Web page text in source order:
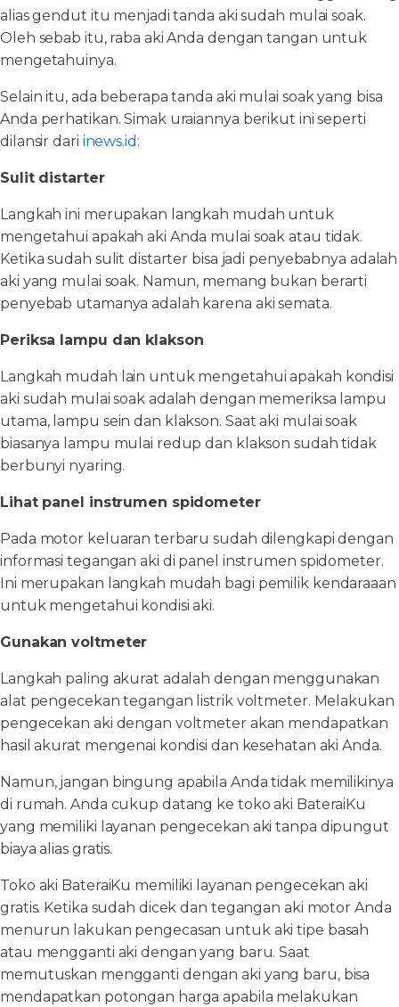
alias gendut itu menjadi tanda aki sudah mulai soak.
Oleh sebab itu, raba aki Anda dengan tangan untuk
mengetahuinya.
Selain itu, ada beberapa tanda aki mulai soak yang bisa
Anda perhatikan. Simak uraiannya berikut ini seperti
dilansir dari inews.id :
Sulit distarter
Langkah ini merupakan langkah mudah untuk
mengetahui apakah aki Anda mulai soak atau tidak.
Ketika sudah sulit distarter bisa jadi penyebabnya adalah
aki yang mulai soak. Namun, memang bukan berarti
penyebab utamanya adalah karena aki semata.
Periksa lampu dan klakson
Langkah mudah lain untuk mengetahui apakah kondisi
aki sudah mulai soak adalah dengan memeriksa lampu
utama, lampu sein dan klakson. Saat aki mulai soak
biasanya lampu mulai redup dan klakson sudah tidak
berbunyi nyaring.
Lihat panel instrumen spidometer
Pada motor keluaran terbaru sudah dilengkapi dengan
informasi tegangan aki di panel instrumen spidometer.
Ini merupakan langkah mudah bagi pemilik kendaraaan
untuk mengetahui kondisi aki.
Gunakan voltmeter
Langkah paling akurat adalah dengan menggunakan
alat pengecekan tegangan listrik voltmeter. Melakukan
pengecekan aki dengan voltmeter akan mendapatkan
hasil akurat mengenai kondisi dan kesehatan aki Anda.
Namun, jangan bingung apabila Anda tidak memilikinya
di rumah. Anda cukup datang ke toko aki BateraiKu
yang memiliki layanan pengecekan aki tanpa dipungut
biaya alias gratis.
Toko aki BateraiKu memiliki layanan pengecekan aki
gratis. Ketika sudah dicek dan tegangan aki motor Anda
menurun lakukan pengecasan untuk aki tipe basah
atau mengganti aki dengan yang baru. Saat
memutuskan mengganti dengan aki yang baru, bisa
mendapatkan potongan harga apabila melakukan